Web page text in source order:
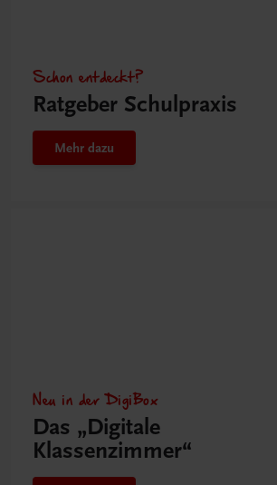
Schon entdeckt?
Ratgeber Schulpraxis
Mehr dazu
Neu in der DigiBox
Das „Digitale
Klassenzimmer“